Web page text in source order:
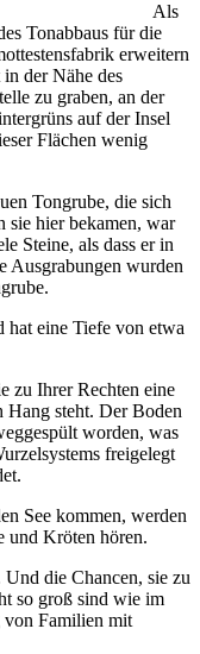
Als
Tonabbaus für die
erweitern
der Nähe des
zu graben, an der
auf der Insel
Flächen wenig
Tongrube, die sich
sie hier bekamen, war
Steine, als dass er in
Ausgrabungen wurden
hat eine Tiefe von etwa
zu Ihrer Rechten eine
Hang steht. Der Boden
worden, was
freigelegt
See kommen, werden
und Kröten hören.
die Chancen, sie zu
so groß sind wie im
von Familien mit